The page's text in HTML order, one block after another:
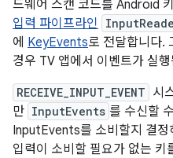
드웨어 스캔 코드를 Android
입력 파이프라인
에 KeyEvents로 전달합니다.
경우 TV 앱에서 이벤트가 실
RECEIVE_INPUT_EVENT 시
만 InputEvents 를 수신할
InputEvents를 소비할지 결
입력이 소비할 필요가 없는 키